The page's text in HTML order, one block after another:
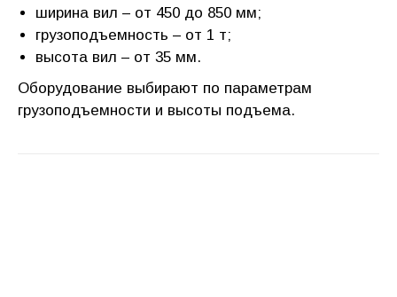
ширина вил – от 450 до 850 мм;
грузоподъемность – от 1 т;
высота вил – от 35 мм.
Оборудование выбирают по параметрам
грузоподъемности и высоты подъема.